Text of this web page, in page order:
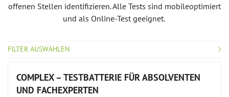
offenen Stellen identifizieren. Alle Tests sind mobileoptimiert
und als Online-Test geeignet.
FILTER AUSWÄHLEN
COMPLEX – TESTBATTERIE FÜR ABSOLVENTEN
UND FACHEXPERTEN